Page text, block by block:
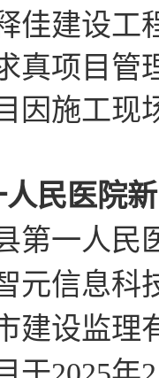
佳建设工
真项目管
因施工现
民医院
第一人民
元信息科
建设监理